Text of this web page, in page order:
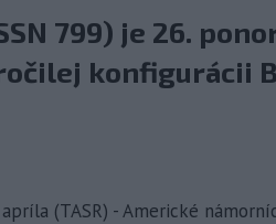
799) je 26.
konfigurácii
(TASR) - Americké